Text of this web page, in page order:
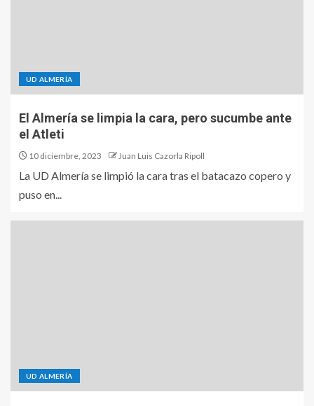
UD ALMERÍA
El Almería se limpia la cara, pero sucumbe ante
el Atleti
10 diciembre, 2023 Juan Luis Cazorla Ripoll
La UD Almería se limpió la cara tras el batacazo copero y
puso en...
UD ALMERÍA